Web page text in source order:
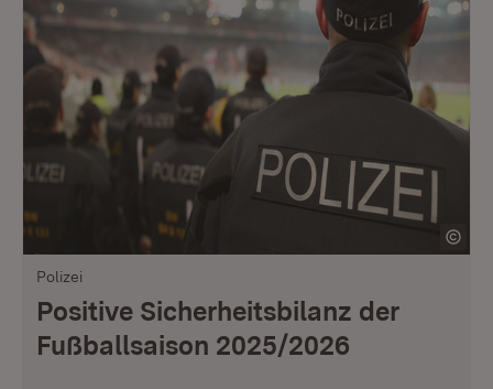
Polizei
Positive Sicherheitsbilanz der
Fußballsaison 2025/2026